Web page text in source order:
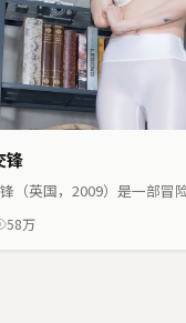
锋
（英国，2009）是一部冒
58万